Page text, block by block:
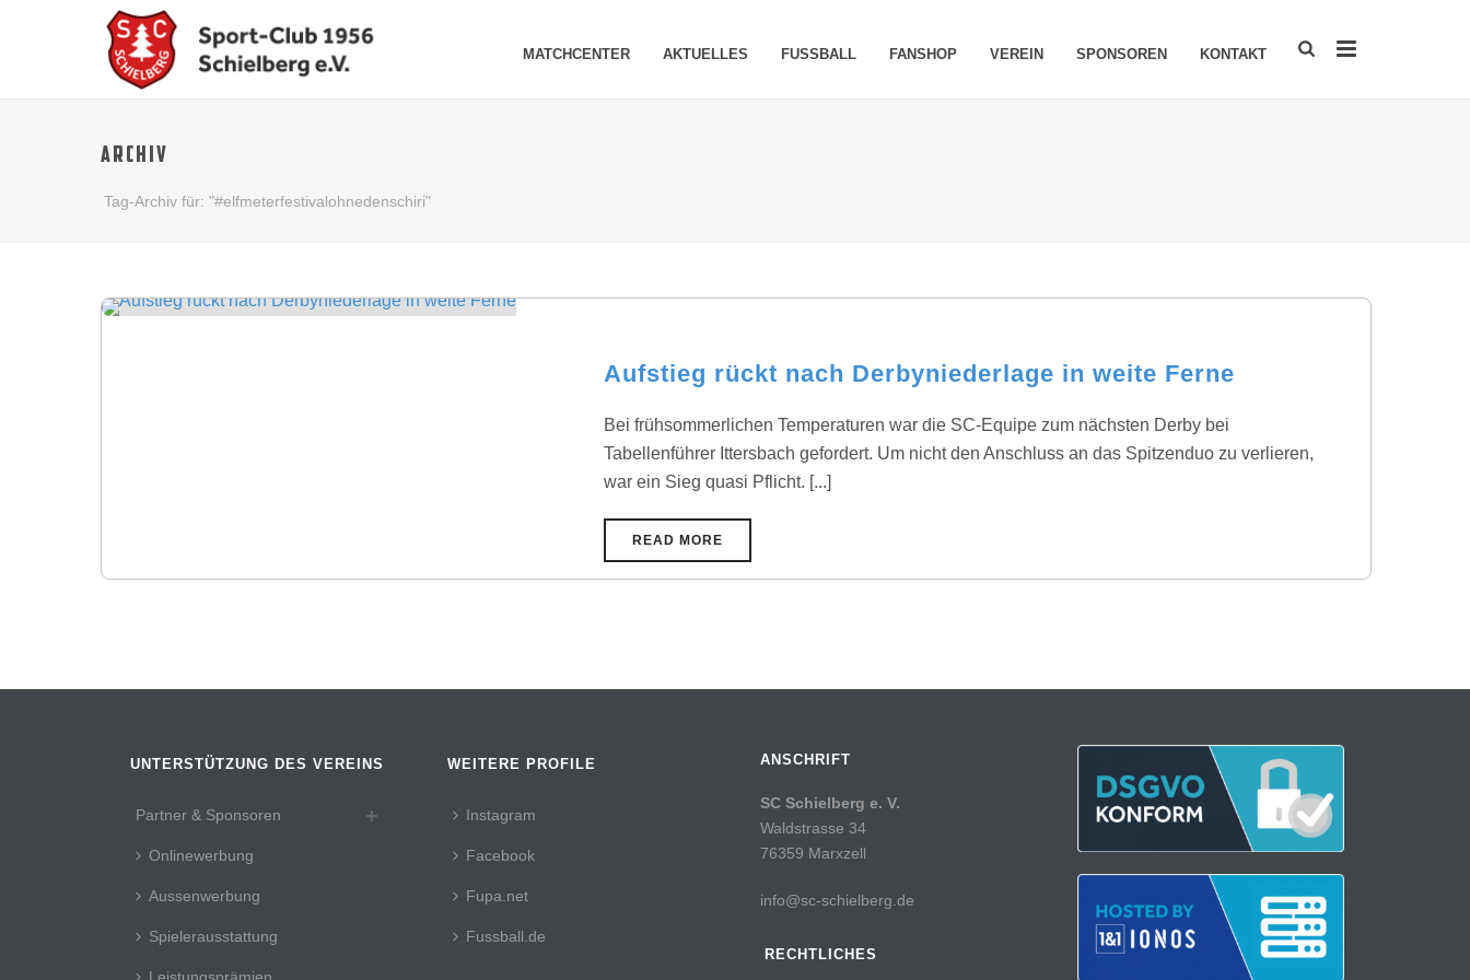
MATCHCENTER AKTUELLES FUSSBALL FANSHOP VEREIN SPONSOREN KONTAKT
ARCHIV
Tag-Archiv für: "#elfmeterfestivalohnedenschiri"
Aufstieg rückt nach Derbyniederlage in weite Ferne
Bei frühsommerlichen Temperaturen war die SC-Equipe zum nächsten Derby bei
Tabellenführer Ittersbach gefordert. Um nicht den Anschluss an das Spitzenduo zu verlieren,
war ein Sieg quasi Pflicht. [...]
READ MORE
UNTERSTÜTZUNG DES VEREINS
Partner & Sponsoren
Onlinewerbung
Aussenwerbung
Spielerausstattung
WEITERE PROFILE
Instagram
Facebook
Fupa.net
Fussball.de
ANSCHRIFT
SC Schielberg e. V.
Waldstrasse 34
76359 Marxzell
info@sc-schielberg.de
RECHTLICHES